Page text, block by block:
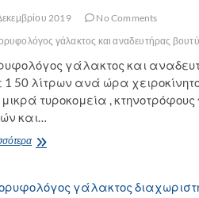
2019
No Comments
γάλακτος και αναδευτήρας
γάλακτος και
1 50 λίτρων ανά ώρα
τυροκομεία ,
και…
Κορυφολόγος
αναδευτήρας